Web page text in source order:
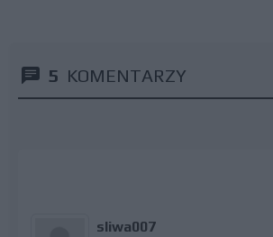
5 KOMENTARZY
sliwa007